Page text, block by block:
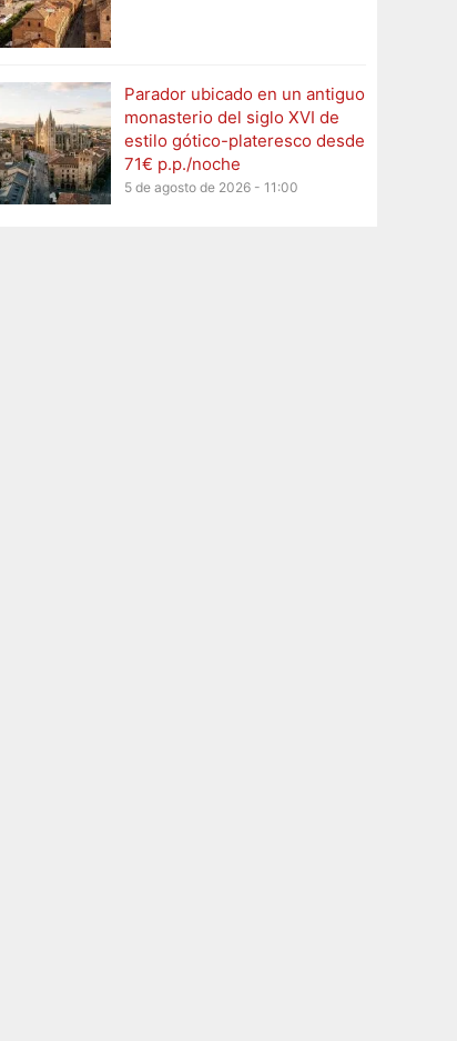
Parador ubicado en un antiguo
monasterio del siglo XVI de
estilo gótico-plateresco desde
71€ p.p./noche
5 de agosto de 2026 - 11:00